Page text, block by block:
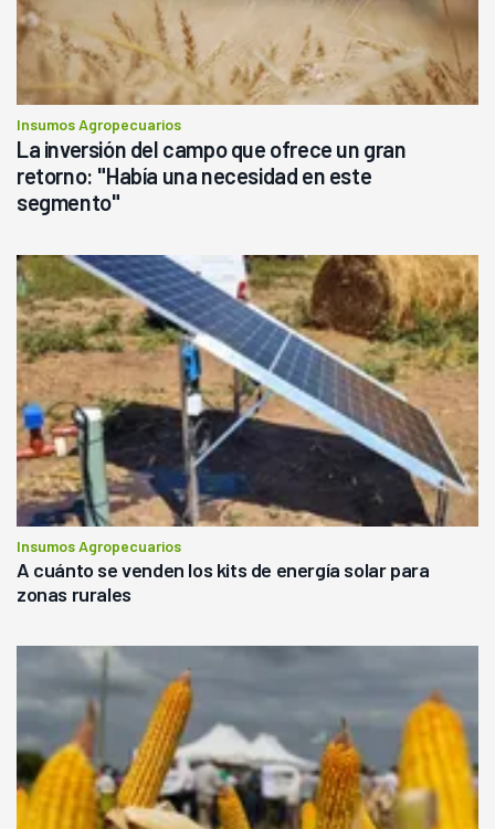
Insumos Agropecuarios
La inversión del campo que ofrece un gran
retorno: "Había una necesidad en este
segmento"
Insumos Agropecuarios
A cuánto se venden los kits de energía solar para
zonas rurales